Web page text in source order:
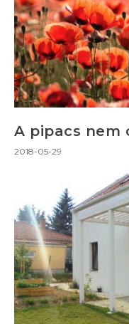
A pipacs nem
2018-05-29